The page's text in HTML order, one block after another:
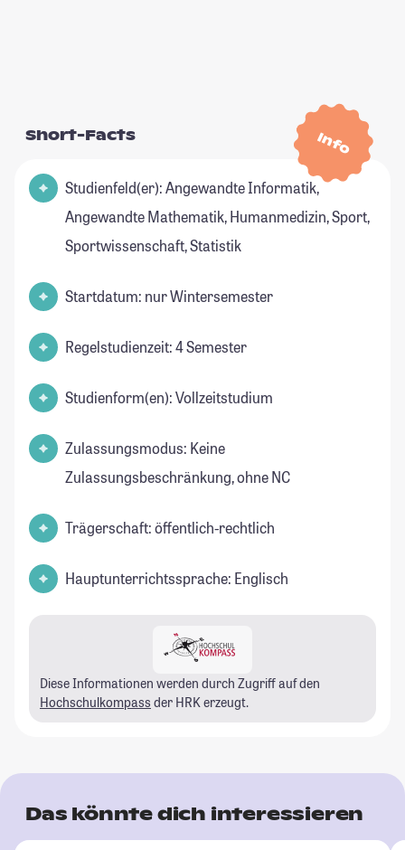
Info
Short-Facts
Studienfeld(er): Angewandte Informatik,
Angewandte Mathematik, Humanmedizin, Sport,
Sportwissenschaft, Statistik
Startdatum: nur Wintersemester
Regelstudienzeit: 4 Semester
Studienform(en): Vollzeitstudium
Zulassungsmodus: Keine
Zulassungsbeschränkung, ohne NC
Trägerschaft: öffentlich-rechtlich
Hauptunterrichtssprache: Englisch
Diese Informationen werden durch Zugriff auf den
Hochschulkompass der HRK erzeugt.
Das könnte dich interessieren